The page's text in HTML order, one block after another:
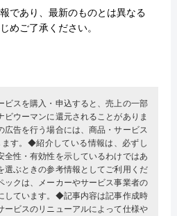
であり、最新のものとは異なる
めご了承ください。
スを購入・申込すると、売上の一部
ウーマンに還元されることがありま
告を行う場合には、商品・サービス
す。◆紹介している情報は、必ずし
全性・有効性を示しているわけではあ
選ぶときの参考情報としてご利用くだ
クは、メーカーやサービス事業者の
しています。◆記事内容は記事作成時
ービスのリニューアルによって仕様や